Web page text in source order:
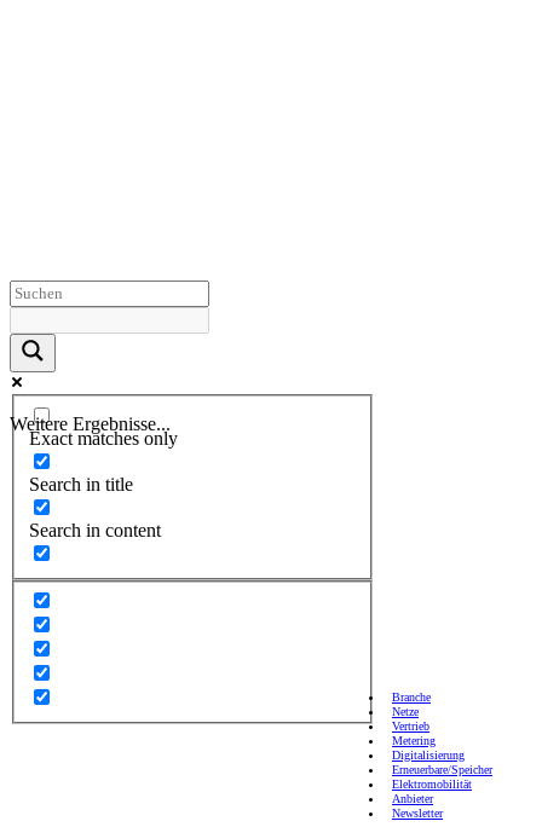
Weitere Ergebnisse...
Exact matches only
Search in title
Search in content
Branche
Netze
Vertrieb
Metering
Digitalisierung
Erneuerbare/Speicher
Elektromobilität
Anbieter
Newsletter